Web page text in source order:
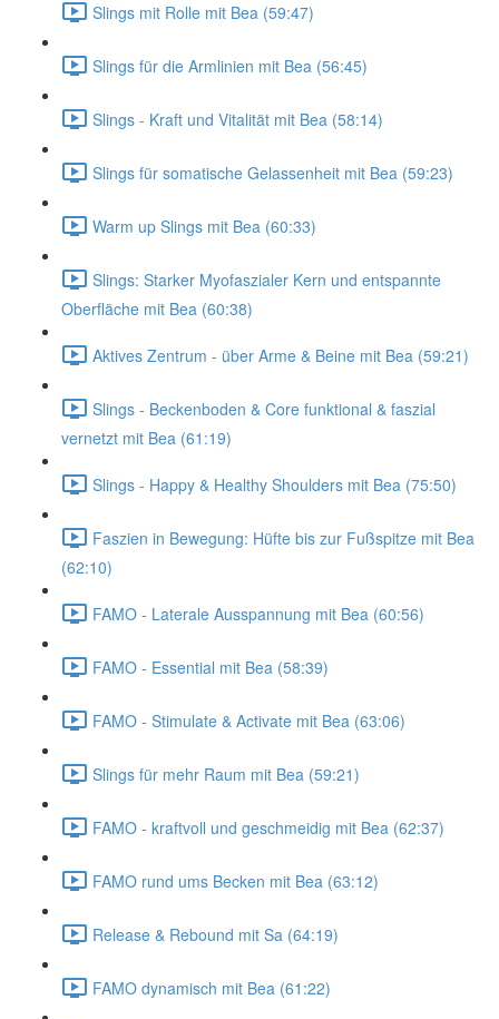
Slings mit Rolle mit Bea (59:47)
Slings für die Armlinien mit Bea (56:45)
Slings - Kraft und Vitalität mit Bea (58:14)
Slings für somatische Gelassenheit mit Bea (59:23)
Warm up Slings mit Bea (60:33)
Slings: Starker Myofaszialer Kern und entspannte
Oberfläche mit Bea (60:38)
Aktives Zentrum - über Arme & Beine mit Bea (59:21)
Slings - Beckenboden & Core funktional & faszial
vernetzt mit Bea (61:19)
Slings - Happy & Healthy Shoulders mit Bea (75:50)
Faszien in Bewegung: Hüfte bis zur Fußspitze mit Bea
(62:10)
FAMO - Laterale Ausspannung mit Bea (60:56)
FAMO - Essential mit Bea (58:39)
FAMO - Stimulate & Activate mit Bea (63:06)
Slings für mehr Raum mit Bea (59:21)
FAMO - kraftvoll und geschmeidig mit Bea (62:37)
FAMO rund ums Becken mit Bea (63:12)
Release & Rebound mit Sa (64:19)
FAMO dynamisch mit Bea (61:22)